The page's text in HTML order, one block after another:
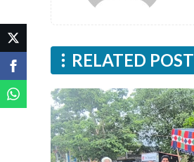
RELATED POST